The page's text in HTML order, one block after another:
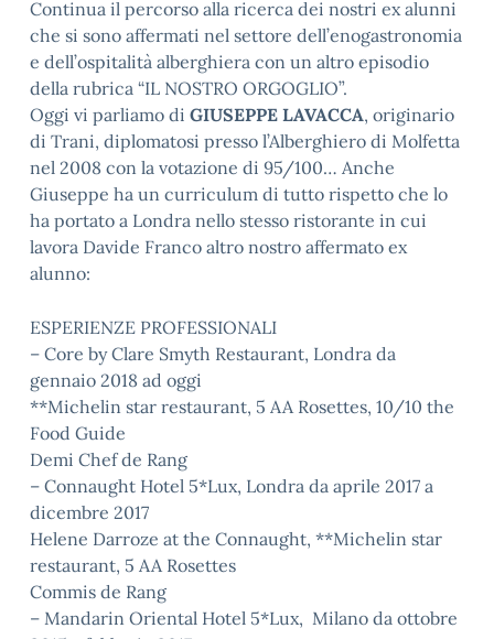
Continua il percorso alla ricerca dei nostri ex alunni
che si sono affermati nel settore dell’enogastronomia
e dell’ospitalità alberghiera con un altro episodio
della rubrica “IL NOSTRO ORGOGLIO”.
Oggi vi parliamo di GIUSEPPE LAVACCA, originario
di Trani, diplomatosi presso l’Alberghiero di Molfetta
nel 2008 con la votazione di 95/100… Anche
Giuseppe ha un curriculum di tutto rispetto che lo
ha portato a Londra nello stesso ristorante in cui
lavora Davide Franco altro nostro affermato ex
alunno:
ESPERIENZE PROFESSIONALI
– Core by Clare Smyth Restaurant, Londra da
gennaio 2018 ad oggi
**Michelin star restaurant, 5 AA Rosettes, 10/10 the
Food Guide
Demi Chef de Rang
– Connaught Hotel 5*Lux, Londra da aprile 2017 a
dicembre 2017
Helene Darroze at the Connaught, **Michelin star
restaurant, 5 AA Rosettes
Commis de Rang
– Mandarin Oriental Hotel 5*Lux, Milano da ottobre